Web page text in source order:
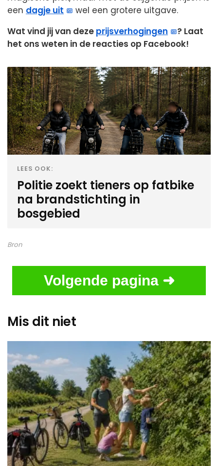
een dagje uit
wel een grotere uitgave.
Wat vind jij van deze prijsverhogingen
? Laat
het ons weten in de reacties op Facebook!
LEES OOK:
Politie zoekt tieners op fatbike
na brandstichting in
bosgebied
Bron
Volgende pagina ➜
Mis dit niet